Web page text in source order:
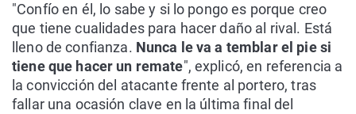
"Confío en él, lo sabe y si lo pongo es porque creo
que tiene cualidades para hacer daño al rival. Está
lleno de confianza. Nunca le va a temblar el pie si
tiene que hacer un remate", explicó, en referencia a
la convicción del atacante frente al portero, tras
fallar una ocasión clave en la última final del